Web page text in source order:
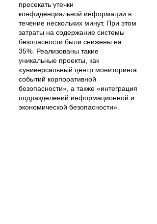
пресекать утечки
конфиденциальной информации в
течение нескольких минут. При этом
затраты на содержание системы
безопасности были снижены на
35%. Реализованы такие
уникальные проекты, как
«универсальный центр мониторинга
событий корпоративной
безопасности», а также «интеграция
подразделений информационной и
экономической безопасности».